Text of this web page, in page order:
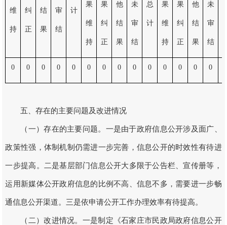
维
持
纠
正
结
果
审
结
计
果
维
持
果
纠
正
他
结
果
未
审
结
总
计
果
维
持
果
纠
正
他
结
果
未
审
结
0 0 0 0 0 0 0 0 0 0 0 0 0 0
五、存在的主要问题及改进情况
（一）存在的主要问题。一是由于政府信息公开涉及面广、
政策性强，体制机制仍需进一步完善，信息公开的时效性有待进
一步提高。二是基层部门信息公开大多限于公告栏、宣传册等，
运用新媒体公开政府信息的比例不高、信息不多，需要进一步畅
通信息公开渠道。三是依申请公开工作办理效率有待提高。
（二）改进情况。一是制定《石家庄市民政局政府信息公开